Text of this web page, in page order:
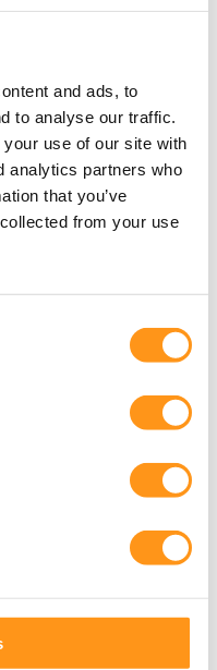
and ads, to
to analyse our traffic.
use of our site with
analytics partners who
that you’ve
from your use
rationalisons
Canada.
détail,
la